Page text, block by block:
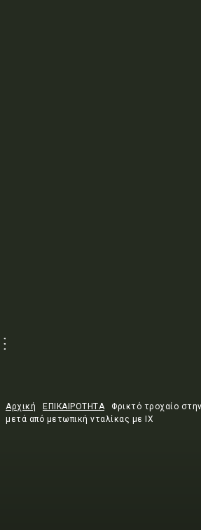
Αρχική ΕΠΙΚΑΙΡΟΤΗΤΑ
Φρικτό τροχαίο
μετά από μετωπική νταλίκας με ΙΧ